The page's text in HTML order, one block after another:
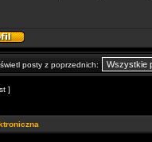
posty z poprzednich:
]